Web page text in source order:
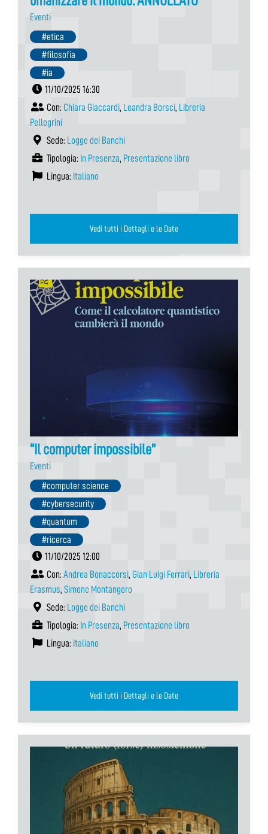
Eventi
#etica
#filosofia
#ia
11/10/2025 16:30
Con: Chiara Giaccardi, Leandra Borsci, Libreria
Pellegrini
Sede: Logge dei Banchi
Tipologia: In Presenza, Presentazione libro
Lingua: Italiano
Vedi tutti i Dettagli e le Date
“Il computer impossibile”
Eventi
#computer science
#cybersecurity
#quantum
#ricerca
11/10/2025 12:00
Con: Andrea Bonaccorsi, Gian Luigi Ferrari, Libreria
Erasmus, Simone Montangero
Sede: Logge dei Banchi
Tipologia: In Presenza, Presentazione libro
Lingua: Italiano
Vedi tutti i Dettagli e le Date